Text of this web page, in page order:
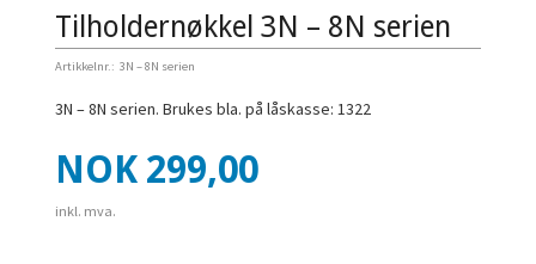
Tilholdernøkkel 3N – 8N serien
Artikkelnr.: 3N – 8N serien
3N – 8N serien. Brukes bla. på låskasse: 1322
Pris
NOK 299,00
inkl. mva.